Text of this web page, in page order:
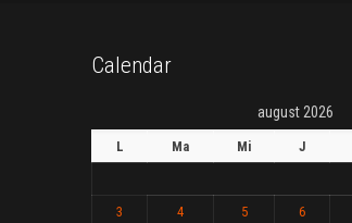
Calendar
august 2026
L Ma Mi J
3
4 5 6